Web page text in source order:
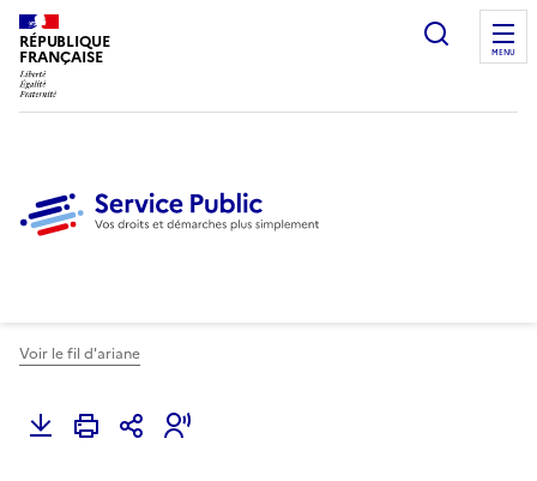
RÉPUBLIQUE
FRANÇAISE
Ouvrir
MENU
Voir le fil d'ariane